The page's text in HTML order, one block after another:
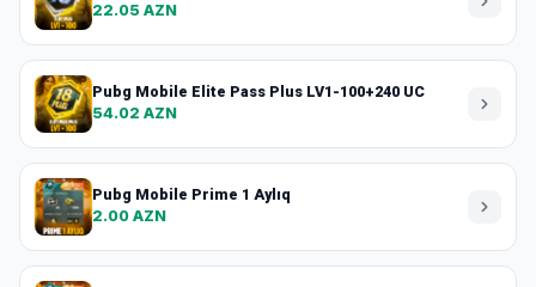
22.05 AZN
Pubg Mobile Elite Pass Plus LV1-100+240 UC
54.02 AZN
Pubg Mobile Prime 1 Aylıq
2.00 AZN